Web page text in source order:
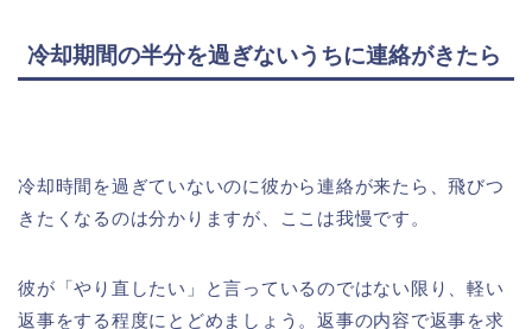
冷却期間の半分を過ぎないうちに連絡がきたら
冷却時間を過ぎていないのに彼から連絡が来たら、飛びつ
きたくなるのは分かりますが、ここは我慢です。
彼が「やり直したい」と言っているのではない限り、軽い
返事をする程度にとどめましょう。返事の内容で返事を求